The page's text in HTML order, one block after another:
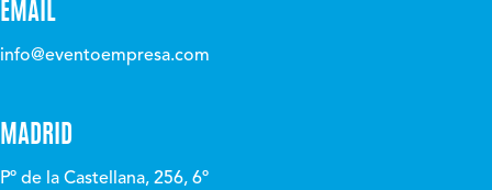
EMAIL
info@eventoempresa.com
MADRID
Pº de la Castellana, 256, 6º